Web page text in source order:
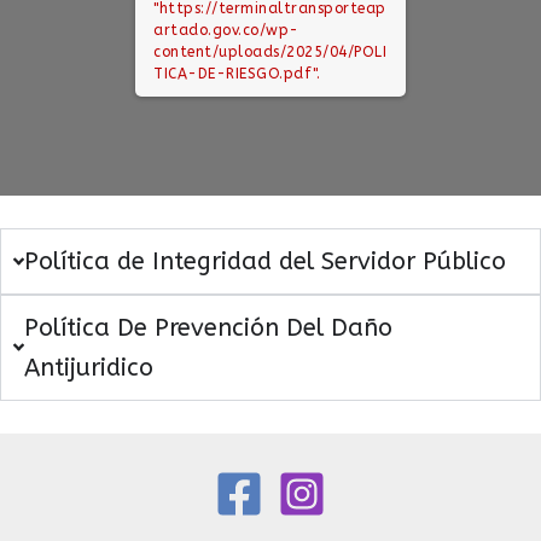
"https://terminaltransporteap
artado.gov.co/wp-
content/uploads/2025/04/POLI
TICA-DE-RIESGO.pdf".
Política de Integridad del Servidor Público
Política De Prevención Del Daño
Antijuridico